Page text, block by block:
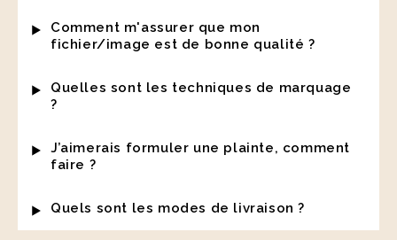
Comment m'assurer que mon
fichier/image est de bonne qualité ?
Quelles sont les techniques de marquage
?
J’aimerais formuler une plainte, comment
faire ?
Quels sont les modes de livraison ?